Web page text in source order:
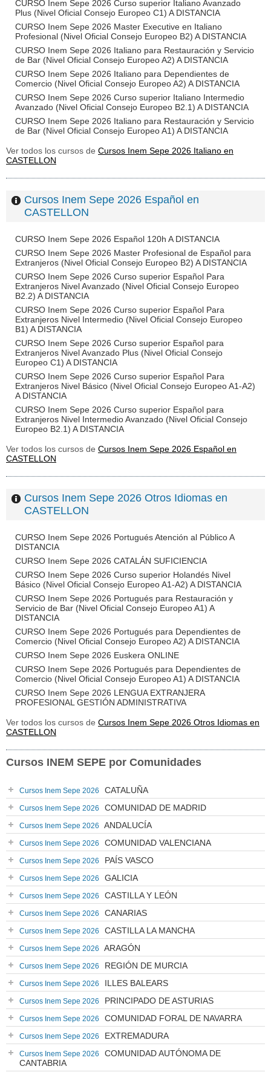
CURSO Inem Sepe 2026 Curso superior Italiano Avanzado
Plus (Nivel Oficial Consejo Europeo C1) A DISTANCIA
CURSO Inem Sepe 2026 Master Executive en Italiano
Profesional (Nivel Oficial Consejo Europeo B2) A DISTANCIA
CURSO Inem Sepe 2026 Italiano para Restauración y Servicio
de Bar (Nivel Oficial Consejo Europeo A2) A DISTANCIA
CURSO Inem Sepe 2026 Italiano para Dependientes de
Comercio (Nivel Oficial Consejo Europeo A2) A DISTANCIA
CURSO Inem Sepe 2026 Curso superior Italiano Intermedio
Avanzado (Nivel Oficial Consejo Europeo B2.1) A DISTANCIA
CURSO Inem Sepe 2026 Italiano para Restauración y Servicio
de Bar (Nivel Oficial Consejo Europeo A1) A DISTANCIA
Ver todos los cursos de Cursos Inem Sepe 2026 Italiano en
CASTELLON
Cursos Inem Sepe 2026 Español en
CASTELLON
CURSO Inem Sepe 2026 Español 120h A DISTANCIA
CURSO Inem Sepe 2026 Master Profesional de Español para
Extranjeros (Nivel Oficial Consejo Europeo B2) A DISTANCIA
CURSO Inem Sepe 2026 Curso superior Español Para
Extranjeros Nivel Avanzado (Nivel Oficial Consejo Europeo
B2.2) A DISTANCIA
CURSO Inem Sepe 2026 Curso superior Español Para
Extranjeros Nivel Intermedio (Nivel Oficial Consejo Europeo
B1) A DISTANCIA
CURSO Inem Sepe 2026 Curso superior Español para
Extranjeros Nivel Avanzado Plus (Nivel Oficial Consejo
Europeo C1) A DISTANCIA
CURSO Inem Sepe 2026 Curso superior Español Para
Extranjeros Nivel Básico (Nivel Oficial Consejo Europeo A1-A2)
A DISTANCIA
CURSO Inem Sepe 2026 Curso superior Español para
Extranjeros Nivel Intermedio Avanzado (Nivel Oficial Consejo
Europeo B2.1) A DISTANCIA
Ver todos los cursos de Cursos Inem Sepe 2026 Español en
CASTELLON
Cursos Inem Sepe 2026 Otros Idiomas en
CASTELLON
CURSO Inem Sepe 2026 Portugués Atención al Público A
DISTANCIA
CURSO Inem Sepe 2026 CATALÁN SUFICIENCIA
CURSO Inem Sepe 2026 Curso superior Holandés Nivel
Básico (Nivel Oficial Consejo Europeo A1-A2) A DISTANCIA
CURSO Inem Sepe 2026 Portugués para Restauración y
Servicio de Bar (Nivel Oficial Consejo Europeo A1) A
DISTANCIA
CURSO Inem Sepe 2026 Portugués para Dependientes de
Comercio (Nivel Oficial Consejo Europeo A2) A DISTANCIA
CURSO Inem Sepe 2026 Euskera ONLINE
CURSO Inem Sepe 2026 Portugués para Dependientes de
Comercio (Nivel Oficial Consejo Europeo A1) A DISTANCIA
CURSO Inem Sepe 2026 LENGUA EXTRANJERA
PROFESIONAL GESTIÓN ADMINISTRATIVA
Ver todos los cursos de Cursos Inem Sepe 2026 Otros Idiomas en
CASTELLON
Cursos INEM SEPE por Comunidades
Cursos Inem Sepe 2026 CATALUÑA
Cursos Inem Sepe 2026 COMUNIDAD DE MADRID
Cursos Inem Sepe 2026 ANDALUCÍA
Cursos Inem Sepe 2026 COMUNIDAD VALENCIANA
Cursos Inem Sepe 2026 PAÍS VASCO
Cursos Inem Sepe 2026 GALICIA
Cursos Inem Sepe 2026 CASTILLA Y LEÓN
Cursos Inem Sepe 2026 CANARIAS
Cursos Inem Sepe 2026 CASTILLA LA MANCHA
Cursos Inem Sepe 2026 ARAGÓN
Cursos Inem Sepe 2026 REGIÓN DE MURCIA
Cursos Inem Sepe 2026 ILLES BALEARS
Cursos Inem Sepe 2026 PRINCIPADO DE ASTURIAS
Cursos Inem Sepe 2026 COMUNIDAD FORAL DE NAVARRA
Cursos Inem Sepe 2026 EXTREMADURA
Cursos Inem Sepe 2026
COMUNIDAD AUTÓNOMA DE
CANTABRIA